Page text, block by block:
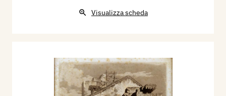
Visualizza scheda